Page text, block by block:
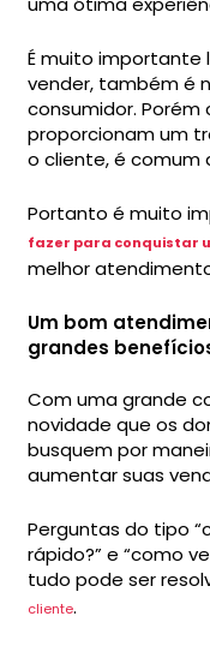
É muito importante
vender, também é
consumidor.
proporcionam um
o cliente, é comum
Portanto é muito
fazer para conquistar
melhor
Um bom
grandes
Com uma grande
novidade que os
busquem por
aumentar suas
Perguntas do tipo
rápido?” e “como
tudo pode ser
cliente.